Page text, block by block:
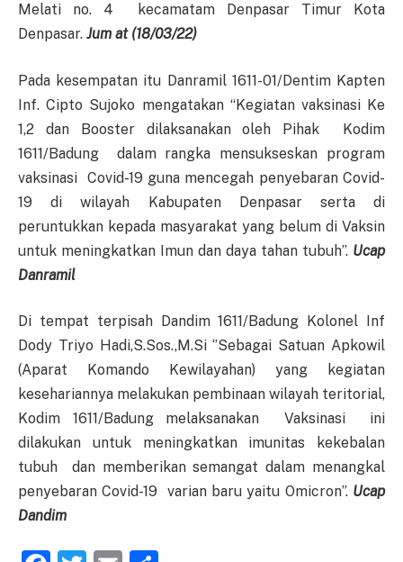
Melati no. 4 kecamatam Denpasar Timur Kota
Denpasar. Jum at (18/03/22)
Pada kesempatan itu Danramil 1611-01/Dentim Kapten
Inf. Cipto Sujoko mengatakan “Kegiatan vaksinasi Ke
1,2 dan Booster dilaksanakan oleh Pihak Kodim
1611/Badung dalam rangka mensukseskan program
vaksinasi Covid-19 guna mencegah penyebaran Covid-
19 di wilayah Kabupaten Denpasar serta di
peruntukkan kepada masyarakat yang belum di Vaksin
untuk meningkatkan Imun dan daya tahan tubuh’’. Ucap
Danramil
Di tempat terpisah Dandim 1611/Badung Kolonel Inf
Dody Triyo Hadi,S.Sos.,M.Si ‘’Sebagai Satuan Apkowil
(Aparat Komando Kewilayahan) yang kegiatan
kesehariannya melakukan pembinaan wilayah teritorial,
Kodim 1611/Badung melaksanakan Vaksinasi ini
dilakukan untuk meningkatkan imunitas kekebalan
tubuh dan memberikan semangat dalam menangkal
penyebaran Covid-19 varian baru yaitu Omicron’’. Ucap
Dandim